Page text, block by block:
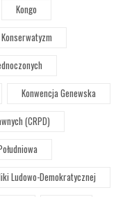
Kongo
Konserwatyzm
Konwencja Genewska
(CRPD)
Ludowo-Demokratycznej